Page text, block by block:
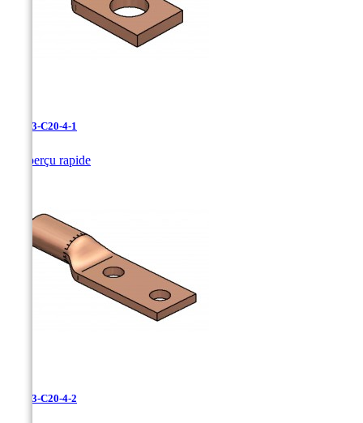
LCN-3-C20-4-1
Aperçu rapide
LCN-3-C20-4-2